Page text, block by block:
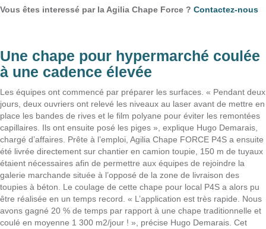
Vous êtes interessé par la Agilia Chape Force ? Contactez-nous
Une chape pour hypermarché coulée
à une cadence élevée
Les équipes ont commencé par préparer les surfaces. « Pendant deux
jours, deux ouvriers ont relevé les niveaux au laser avant de mettre en
place les bandes de rives et le film polyane pour éviter les remontées
capillaires. Ils ont ensuite posé les piges », explique Hugo Demarais,
chargé d’affaires. Prête à l’emploi, Agilia Chape FORCE P4S a ensuite
été livrée directement sur chantier en camion toupie, 150 m de tuyaux
étaient nécessaires afin de permettre aux équipes de rejoindre la
galerie marchande située à l’opposé de la zone de livraison des
toupies à béton. Le coulage de cette chape pour local P4S a alors pu
être réalisée en un temps record. « L’application est très rapide. Nous
avons gagné 20 % de temps par rapport à une chape traditionnelle et
coulé en moyenne 1 300 m2/jour ! », précise Hugo Demarais. Cet